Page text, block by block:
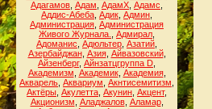
Адагамов Адам АдамХ Адамс
Аддис-Абеба Адик Админ
Администрация Администрация
Живого Журнала.
Адмирал
Адоманис Адюльтер Азатий
Азербайджан, Азия, Айвазовский,
Айзенберг, Айнзатцгруппа D
Академизм Академик, Академия,
Акварель Аквариум Акнтисемитизм
Актёры Акулетта Акунин Акцент,
Акционизм Аладжалов, Аламар,